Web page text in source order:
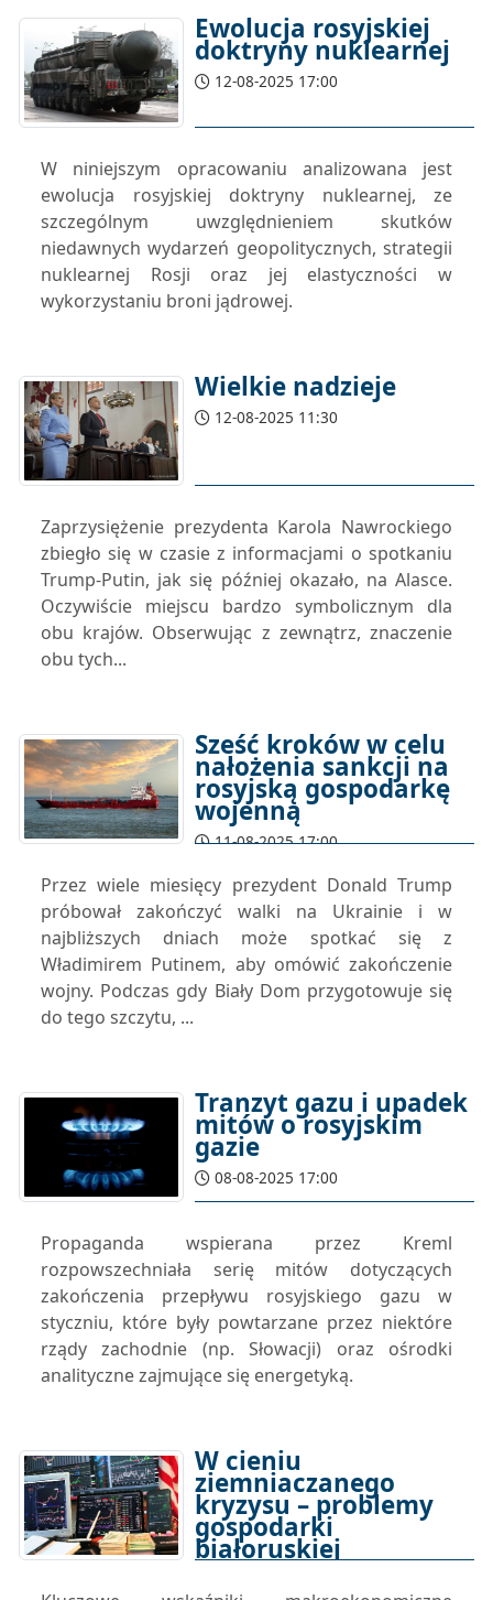
Ewolucja rosyjskiej
doktryny nuklearnej
12-08-2025 17:00
W niniejszym opracowaniu analizowana jest
ewolucja rosyjskiej doktryny nuklearnej, ze
szczególnym uwzględnieniem skutków
niedawnych wydarzeń geopolitycznych, strategii
nuklearnej Rosji oraz jej elastyczności w
wykorzystaniu broni jądrowej.
Wielkie nadzieje
12-08-2025 11:30
Zaprzysiężenie prezydenta Karola Nawrockiego
zbiegło się w czasie z informacjami o spotkaniu
Trump-Putin, jak się później okazało, na Alasce.
Oczywiście miejscu bardzo symbolicznym dla
obu krajów. Obserwując z zewnątrz, znaczenie
obu tych...
Sześć kroków w celu
nałożenia sankcji na
rosyjską gospodarkę
wojenną
11-08-2025 17:00
Przez wiele miesięcy prezydent Donald Trump
próbował zakończyć walki na Ukrainie i w
najbliższych dniach może spotkać się z
Władimirem Putinem, aby omówić zakończenie
wojny. Podczas gdy Biały Dom przygotowuje się
do tego szczytu, ...
Tranzyt gazu i upadek
mitów o rosyjskim
gazie
08-08-2025 17:00
Propaganda wspierana przez Kreml
rozpowszechniała serię mitów dotyczących
zakończenia przepływu rosyjskiego gazu w
styczniu, które były powtarzane przez niektóre
rządy zachodnie (np. Słowacji) oraz ośrodki
analityczne zajmujące się energetyką.
W cieniu
ziemniaczanego
kryzysu – problemy
gospodarki
białoruskiej